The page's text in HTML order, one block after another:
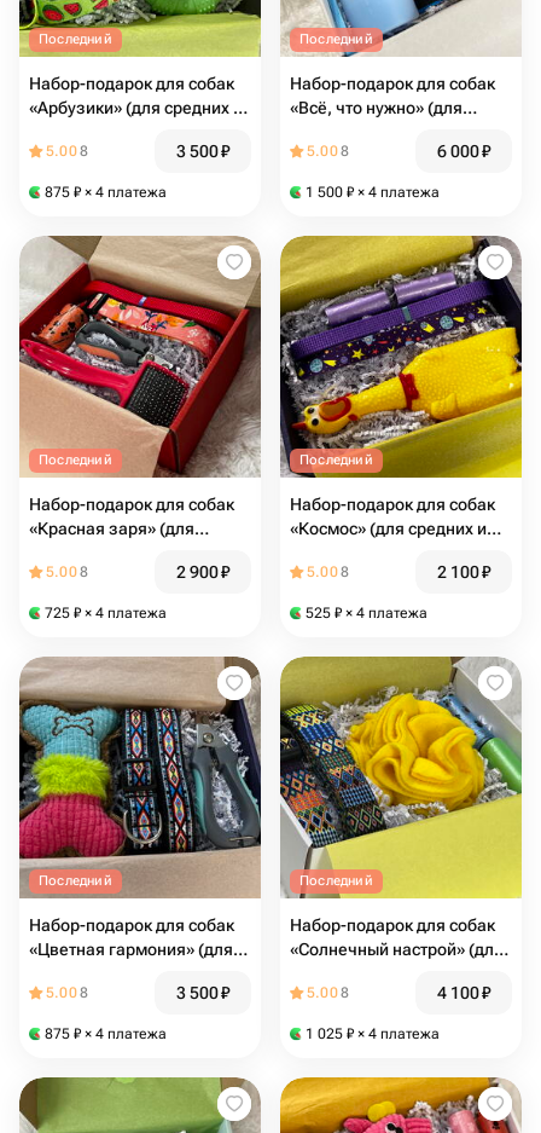
Последний
Набор-подарок для собак
«Арбузики» (для средних и
5.008 3 500₽
875 ₽ × 4 платежа
Последний
Набор-подарок для собак
«Всё, что нужно» (для
5.008 6 000₽
1 500 ₽ × 4 платежа
Последний
Набор-подарок для собак
«Красная заря» (для
5.008 2 900₽
725 ₽ × 4 платежа
Последний
Набор-подарок для собак
«Космос» (для средних и
5.008 2 100₽
525 ₽ × 4 платежа
Последний
Набор-подарок для собак
«Цветная гармония» (для
5.008 3 500₽
875 ₽ × 4 платежа
Последний
Набор-подарок для собак
«Солнечный настрой» (для
5.008 4 100₽
1 025 ₽ × 4 платежа